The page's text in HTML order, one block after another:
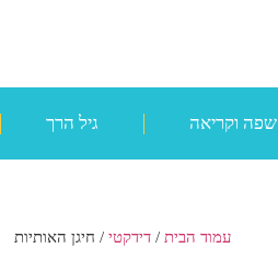
שפה וקריאה גיל הרך
עמוד הבית /דידקטי / חיגן האותיות